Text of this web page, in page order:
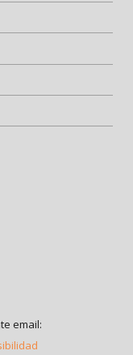
email: